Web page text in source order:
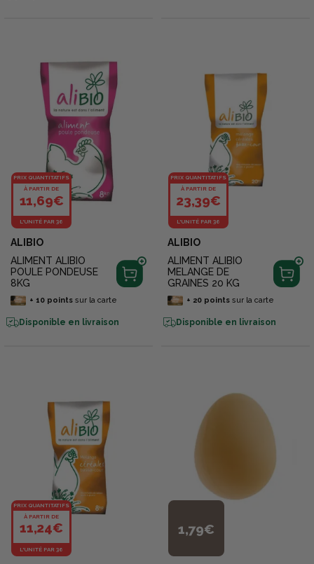
PRIX QUANTITATIFS
À PARTIR DE
11,69€
L'UNITÉ PAR 36
ALIBIO
ALIMENT ALIBIO
POULE PONDEUSE
8KG
+ 10pointssur la carte
Disponible en livraison
PRIX QUANTITATIFS
À PARTIR DE
23,39€
L'UNITÉ PAR 36
ALIBIO
ALIMENT ALIBIO
MELANGE DE
GRAINES 20 KG
+ 20pointssur la carte
Disponible en livraison
PRIX QUANTITATIFS
À PARTIR DE
11,24€
L'UNITÉ PAR 36
1,79€